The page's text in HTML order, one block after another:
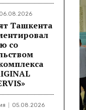
06.08.2026
Ташкента
со
05.08.2026